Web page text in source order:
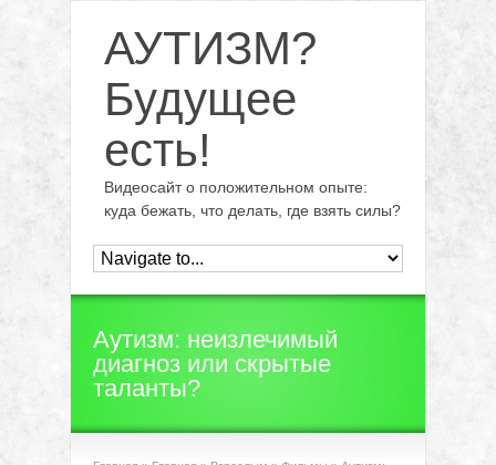
АУТИЗМ?
Будущее
есть!
Видеосайт о положительном опыте:
куда бежать, что делать, где взять силы?
Аутизм: неизлечимый
диагноз или скрытые
таланты?